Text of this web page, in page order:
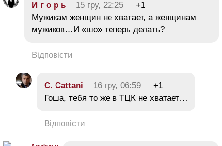
И г о р ь 15 гру, 22:25
+1
Мужикам женщин не хватает, а женщинам
мужиков…И «шо» теперь делать?
Відповісти
C. Cattani 16 гру, 06:59
+1
Гоша, тебя то же в ТЦК не хватает…
Відповісти